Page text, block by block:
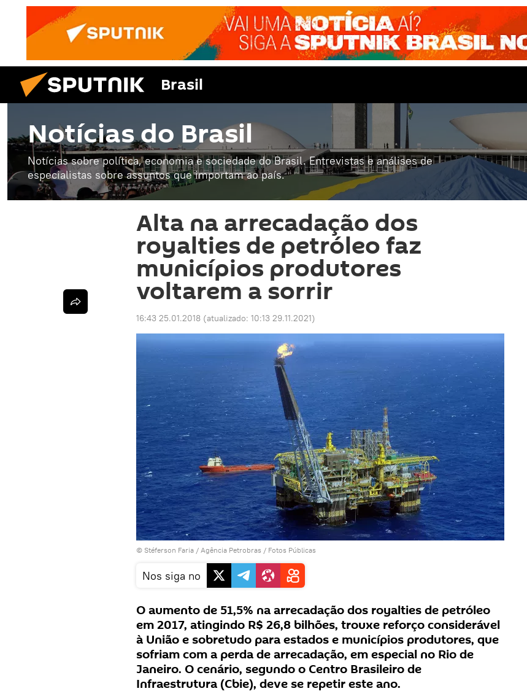
Brasil
Notícias do Brasil
Notícias sobre política, economia e sociedade do Brasil. Entrevistas e análises de
especialistas sobre assuntos que importam ao país.
Alta na arrecadação dos
royalties de petróleo faz
municípios produtores
voltarem a sorrir
16:43 25.01.2018 (atualizado: 10:13 29.11.2021)
© Stéferson Faria / Agência Petrobras / Fotos Públicas
Nos siga no
O aumento de 51,5% na arrecadação dos royalties de petróleo
em 2017, atingindo R$ 26,8 bilhões, trouxe reforço considerável
à União e sobretudo para estados e municípios produtores, que
sofriam com a perda de arrecadação, em especial no Rio de
Janeiro. O cenário, segundo o Centro Brasileiro de
Infraestrutura (Cbie), deve se repetir este ano.